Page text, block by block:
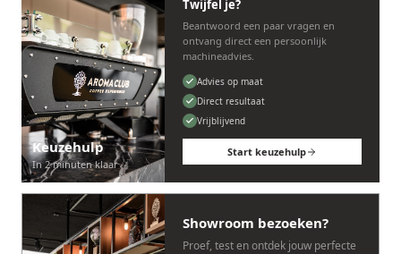
Keuzehulp
In 2 minuten klaar
Twijfel je?
Beantwoord een paar vragen en
ontvang direct een persoonlijk
machineadvies.
Advies op maat
Direct resultaat
Vrijblijvend
Start keuzehulp
Showroom bezoeken?
Proef, test en ontdek jouw perfecte